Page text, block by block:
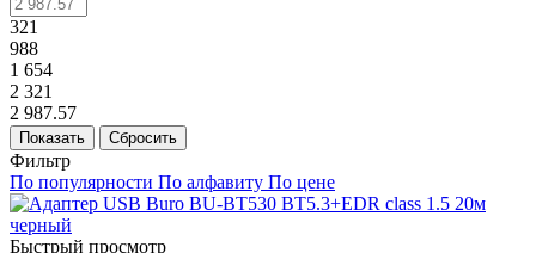
321
988
1 654
2 321
2 987.57
Показать Сбросить
Фильтр
По популярности По алфавиту По цене
Быстрый просмотр